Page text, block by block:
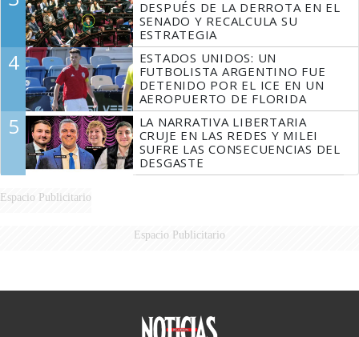
DESPUÉS DE LA DERROTA EN EL
SENADO Y RECALCULA SU
ESTRATEGIA
4
ESTADOS UNIDOS: UN
FUTBOLISTA ARGENTINO FUE
DETENIDO POR EL ICE EN UN
AEROPUERTO DE FLORIDA
5
LA NARRATIVA LIBERTARIA
CRUJE EN LAS REDES Y MILEI
SUFRE LAS CONSECUENCIAS DEL
DESGASTE
Espacio Publicitario
Espacio Publicitario